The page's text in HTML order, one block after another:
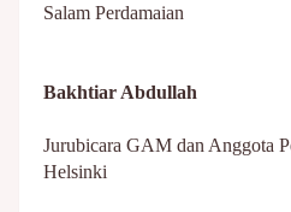
Salam Perdamaian
Bakhtiar Abdullah
Jurubicara GAM dan Anggota
Helsinki